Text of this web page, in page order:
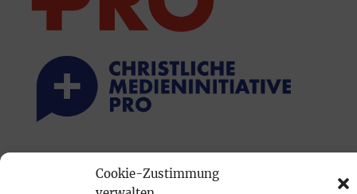
Cookie-Zustimmung
PRINTAUSGABE
Mediadaten